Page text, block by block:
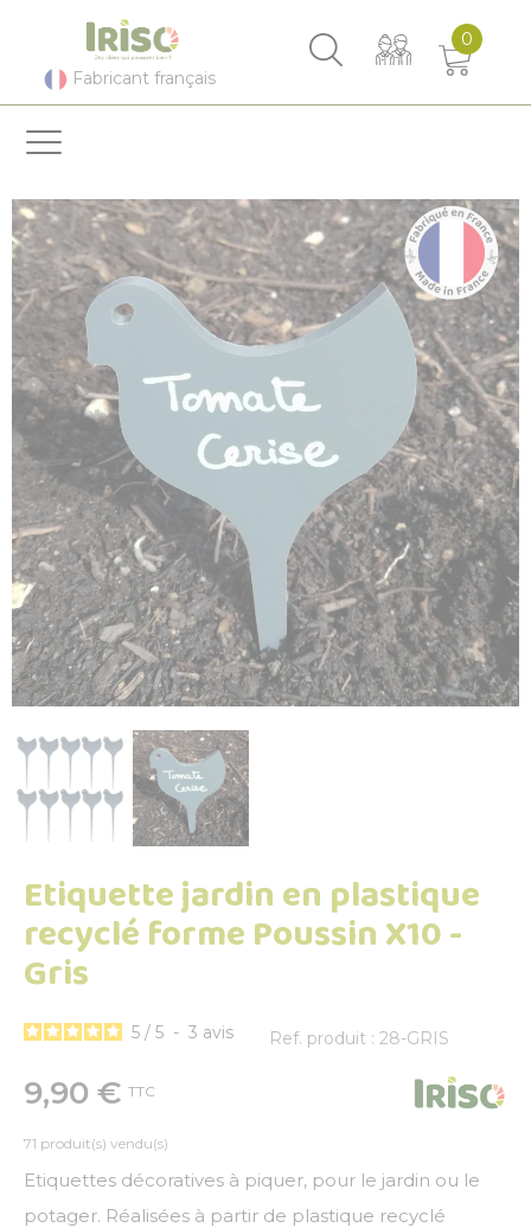
Fabricant français
0
Etiquette jardin en plastique
recyclé forme Poussin X10 -
Gris
5 / 5 - 3 avis Ref. produit : 28-GRIS
9,90 € TTC
71 produit(s) vendu(s)
Etiquettes décoratives à piquer, pour le jardin ou le
potager. Réalisées à partir de plastique recyclé
Panneau de gestion des cookies